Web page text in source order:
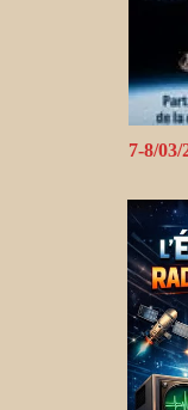
7-8/